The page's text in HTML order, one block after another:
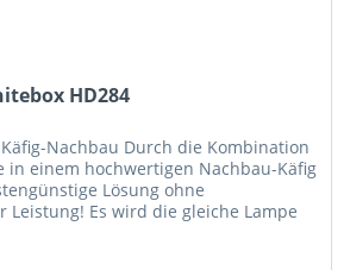
HD284
Nachbau Durch die Kombination
in einem hochwertigen Nachbau-Käfig
Lösung ohne
Leistung! Es wird die gleiche Lampe